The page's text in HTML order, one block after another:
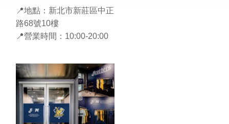
📍地點：新北市新莊區中正
路68號10樓
📍營業時間：10:00-20:00